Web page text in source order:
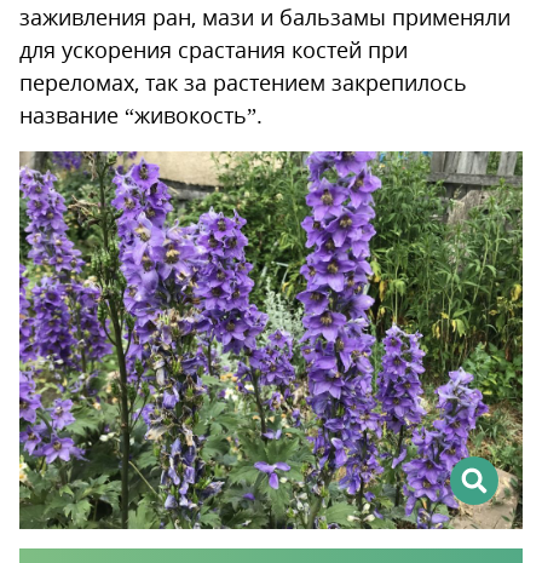
Защита от болезней и
вредителей
Размножение
заживления ран, мази и бальзамы применяли
для ускорения срастания костей при
переломах, так за растением закрепилось
название “живокость”.